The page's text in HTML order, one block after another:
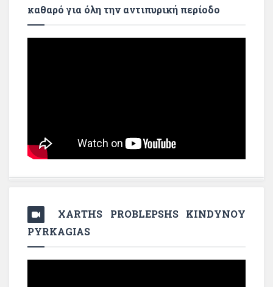
καθαρό για όλη την αντιπυρική περίοδο
XARTHS PROBLEPSHS KINDYNOY
PYRKAGIAS